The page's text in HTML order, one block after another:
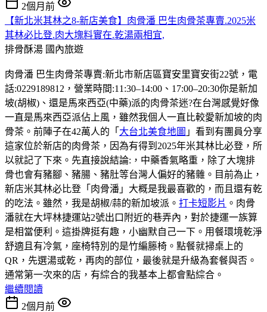
2個月前
【新北米其林之8-新店美食】肉骨潘 巴生肉骨茶專賣.2025米
其林必比登.肉大塊料實在.乾湯兩相宜,
排骨酥湯 國內旅遊
肉骨潘 巴生肉骨茶專賣:新北市新店區寶安里寶安街22號，電
話:0229189812，營業時間:11:30–14:00、17:00–20:30你是新加
坡(胡椒)、還是馬來西亞(中藥)派的肉骨茶迷?在台灣感覺好像
一直是馬來西亞派佔上風，雖然我個人一直比較愛新加坡的肉
骨茶。前陣子在42萬人的「 大台北美食地圖 」看到有團員分享
這家位於新店的肉骨茶，因為有得到2025年米其林比必登，所
以就記了下來。先直接說結論:，中藥香氣略重，除了大塊排
骨也會有豬腳、豬腸、豬肚等台灣人偏好的豬雜。目前為止，
新店米其林必比登「肉骨潘」大概是我最喜歡的，而且還有乾
的吃法。雖然，我是胡椒/蒜的新加坡派。 打卡短影片 。肉骨
潘就在大坪林捷運站2號出口附近的巷弄內，對於捷運一族算
是相當便利。這掛牌挺有趣，小幽默自己一下。用餐環境乾淨
舒適且有冷氣，座椅特別的是竹編籐椅。點餐就掃桌上的
QR，先選湯或乾，再肉的部位，最後就是升級為套餐與否。
通常第一次來的店，有綜合的我基本上都會點綜合。
繼續閱讀
2個月前